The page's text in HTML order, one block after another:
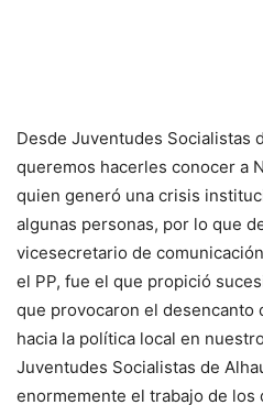
Desde Juventudes Socialistas
queremos hacerles conocer a
quien generó una crisis
algunas personas, por lo que
vicesecretario de
el PP, fue el que propició
que provocaron el desencanto
hacia la política local en
Juventudes Socialistas de
enormemente el trabajo de